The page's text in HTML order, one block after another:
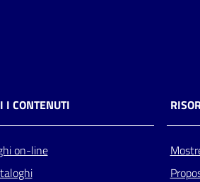
I CONTENUTI
on-line